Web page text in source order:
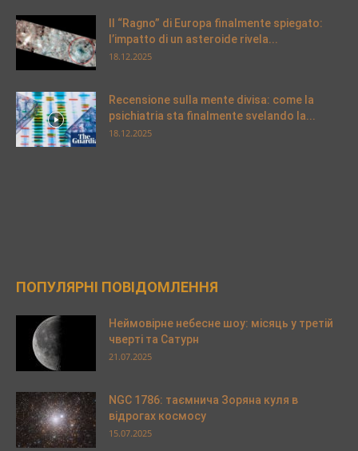
Il “Ragno” di Europa finalmente spiegato:
l’impatto di un asteroide rivela...
18.12.2025
Recensione sulla mente divisa: come la
psichiatria sta finalmente svelando la...
18.12.2025
ПОПУЛЯРНІ ПОВІДОМЛЕННЯ
Неймовірне небесне шоу: місяць у третій
чверті та Сатурн
21.07.2025
NGC 1786: таємнича Зоряна куля в
відрогах космосу
15.07.2025